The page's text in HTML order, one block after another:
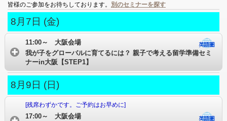
皆様のご参加をお待ちしております。 別のセミナーを探す
8月7日 (金)
11:00～ 大阪会場
我が子をグローバルに育てるには？ 親子で考える留学準備セミ
ナーin大阪【STEP1】
8月9日 (日)
[残席わずかです。ご予約はお早めに]
17:00～ 大阪会場